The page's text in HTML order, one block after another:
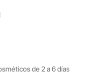
de 2 a 6 días